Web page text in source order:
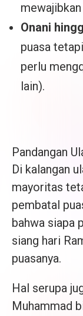
Onani
puasa
perlu
lain).
Pandangan
Di kalangan
mayoritas
pembatal
bahwa siapa
siang hari
puasanya.
Hal serupa
Muhammad